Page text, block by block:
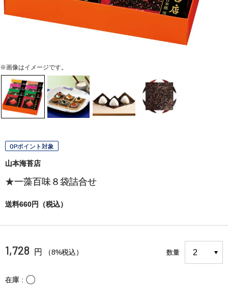
※画像はイメージです。
OPポイント対象
山本海苔店
★一藻百味８袋詰合せ
送料660円（税込）
1,728 円 （8%税込） 数量
在庫 〇